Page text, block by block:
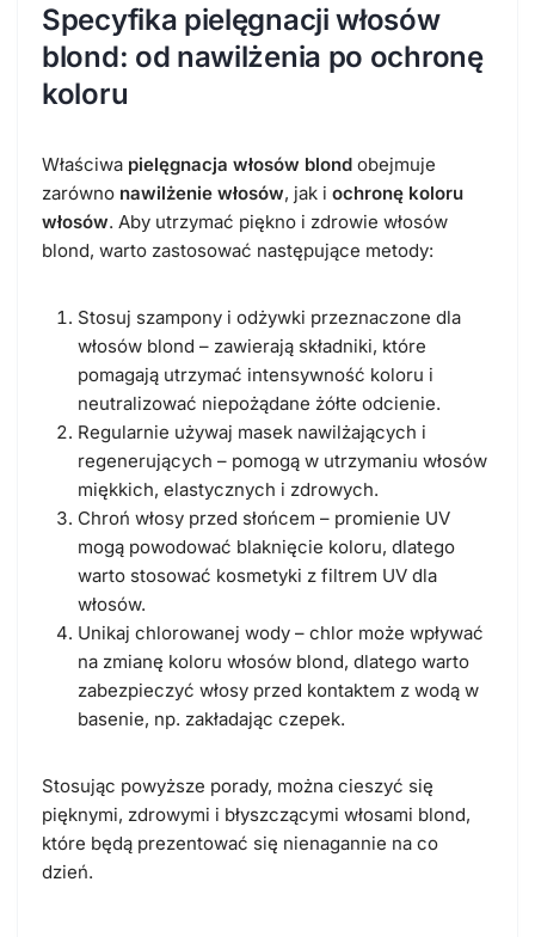
Specyfika pielęgnacji włosów
blond: od nawilżenia po ochronę
koloru
Właściwa pielęgnacja włosów blond obejmuje
zarówno nawilżenie włosów, jak i ochronę koloru
włosów. Aby utrzymać piękno i zdrowie włosów
blond, warto zastosować następujące metody:
Stosuj szampony i odżywki przeznaczone dla
włosów blond – zawierają składniki, które
pomagają utrzymać intensywność koloru i
neutralizować niepożądane żółte odcienie.
Regularnie używaj masek nawilżających i
regenerujących – pomogą w utrzymaniu włosów
miękkich, elastycznych i zdrowych.
Chroń włosy przed słońcem – promienie UV
mogą powodować blaknięcie koloru, dlatego
warto stosować kosmetyki z filtrem UV dla
włosów.
Unikaj chlorowanej wody – chlor może wpływać
na zmianę koloru włosów blond, dlatego warto
zabezpieczyć włosy przed kontaktem z wodą w
basenie, np. zakładając czepek.
Stosując powyższe porady, można cieszyć się
pięknymi, zdrowymi i błyszczącymi włosami blond,
które będą prezentować się nienagannie na co
dzień.